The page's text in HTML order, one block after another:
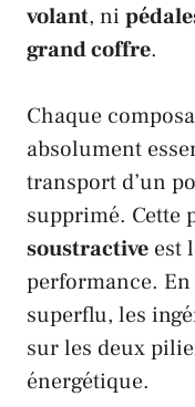
volant, ni
grand coffre.
Chaque
absolument
transport d’un
supprimé. Cette
soustractive est
performance.
superflu, les
sur les deux
énergétique.